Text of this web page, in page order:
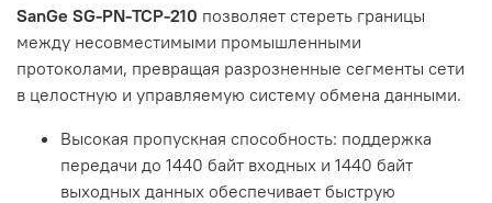
SanGe SG-PN-TCP-210 позволяет стереть границы
между несовместимыми промышленными
протоколами, превращая разрозненные сегменты сети
в целостную и управляемую систему обмена данными.
Высокая пропускная способность: поддержка
передачи до 1440 байт входных и 1440 байт
выходных данных обеспечивает быструю